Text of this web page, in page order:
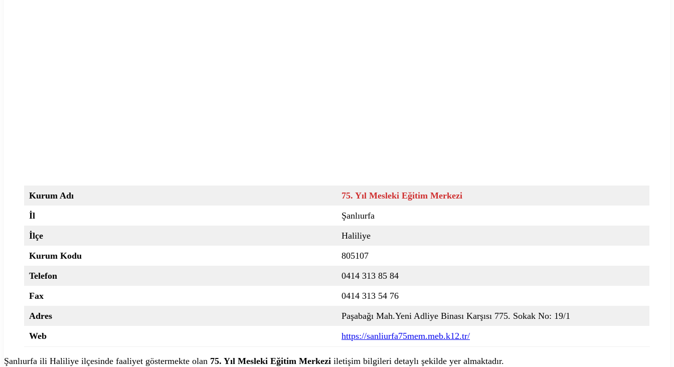
Kurum Adı
75. Yıl Mesleki Eğitim Merkezi
İl
Şanlıurfa
İlçe
Haliliye
Kurum Kodu
805107
Telefon
0414 313 85 84
Fax
0414 313 54 76
Adres
Paşabağı Mah.Yeni Adliye Binası Karşısı 775. Sokak No: 19/1
Web
https://sanliurfa75mem.meb.k12.tr/
Şanlıurfa ili Haliliye ilçesinde faaliyet göstermekte olan 75. Yıl Mesleki Eğitim Merkezi iletişim bilgileri detaylı şekilde yer almaktadır.